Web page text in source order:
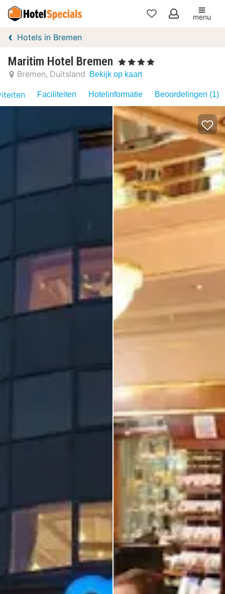
Mijn
menu
Hotels in Bremen
Maritim Hotel Bremen , 4 Sterren
Bremen Duitsland Bekijk op kaart
Faciliteiten Hotelinformatie Beoordelingen (1)